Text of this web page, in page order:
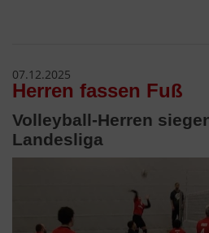
07.12.2025
Herren fassen Fuß
Volleyball-Herren
Landesliga